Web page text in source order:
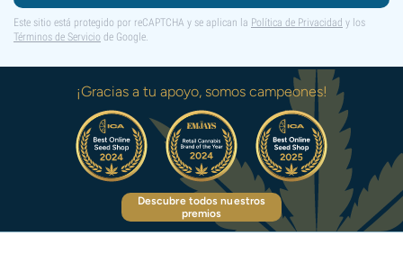
Este sitio está protegido por reCAPTCHA y se aplican la Política de Privacidad y los
Términos de Servicio de Google.
¡Gracias a tu apoyo, somos campeones!
Descubre todos nuestros
premios